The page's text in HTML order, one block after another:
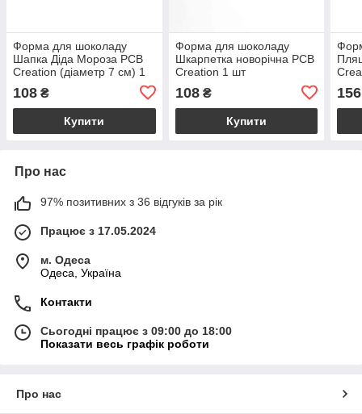
Форма для шоколаду
Шапка Діда Мороза PCB
Creation (діаметр 7 см) 1
108 ₴
Купити
Форма для шоколаду
Шкарпетка новорічна PCB
Creation 1 шт
108₴
Купити
156
Про нас
97% позитивних з 36 відгуків за рік
Працює з 17.05.2024
м. Одеса
Одеса, Україна
Контакти
Сьогодні працює з 09:00 до 18:00
Показати весь графік роботи
Про нас